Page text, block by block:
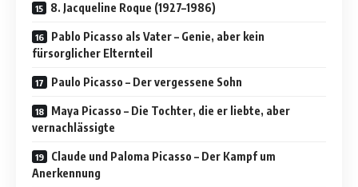
8. Jacqueline Roque (1927–1986)
Pablo Picasso als Vater – Genie, aber kein
fürsorglicher Elternteil
Paulo Picasso – Der vergessene Sohn
Maya Picasso – Die Tochter, die er liebte, aber
vernachlässigte
Claude und Paloma Picasso – Der Kampf um
Anerkennung